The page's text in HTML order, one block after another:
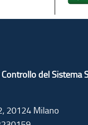
del Sistema
20124 Milano